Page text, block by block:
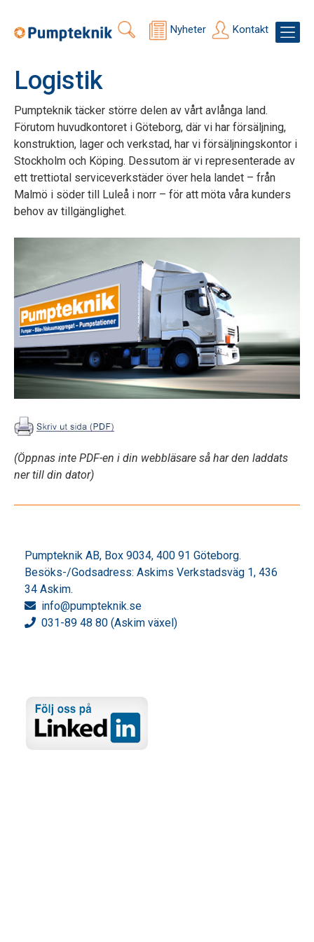
Nyheter Kontakt
Logistik
Pumpteknik täcker större delen av vårt avlånga land.
Förutom huvudkontoret i Göteborg, där vi har försäljning,
konstruktion, lager och verkstad, har vi försäljningskontor i
Stockholm och Köping. Dessutom är vi representerade av
ett trettiotal serviceverkstäder över hela landet – från
Malmö i söder till Luleå i norr – för att möta våra kunders
behov av tillgänglighet.
(Öppnas inte PDF-en i din webbläsare så har den laddats
ner till din dator)
Pumpteknik AB, Box 9034, 400 91 Göteborg.
Besöks-/Godsadress: Askims Verkstadsväg 1, 436
34 Askim.
info@pumpteknik.se
031-89 48 80 (Askim växel)